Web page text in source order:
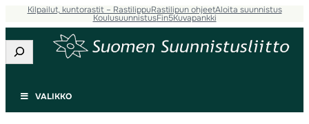
Kilpailut, kuntorastit – RastilippuRastilipun ohjeetAloita suunnistus
KoulusuunnistusFin5Kuvapankki
Etsi
VALIKKO